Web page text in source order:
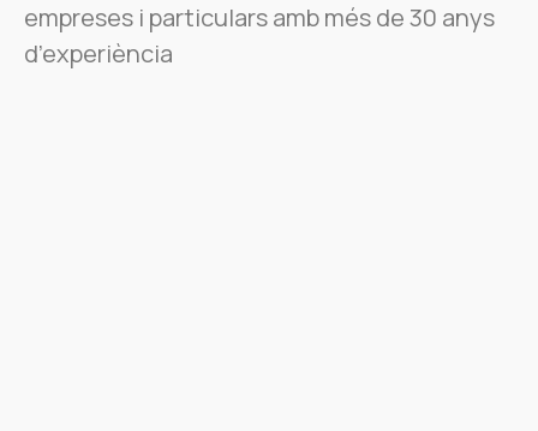
empreses i particulars amb més de 30 anys
d’experiència